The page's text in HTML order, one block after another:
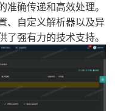
确传递和高效处理。
、自定义解析器以及异
强有力的技术支持。